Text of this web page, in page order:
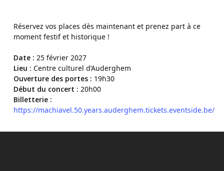
Réservez vos places dès maintenant et prenez part à ce
moment festif et historique !
Date : 25 février 2027
Lieu : Centre culturel d’Auderghem
Ouverture des portes : 19h30
Début du concert : 20h00
Billetterie :
https://machiavel.50.years.auderghem.tickets.eventside.be/